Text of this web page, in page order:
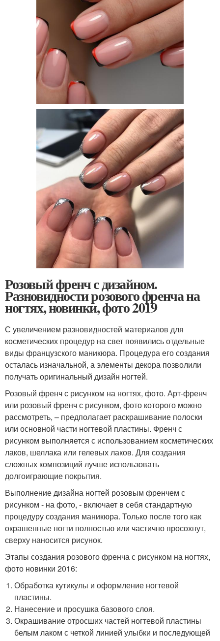
Розовый френч с дизайном.
Разновидности розового френча на
ногтях, новинки, фото 2019
С увеличением разновидностей материалов для
косметических процедур на свет появились отдельные
виды французского маникюра. Процедура его создания
осталась изначальной, а элементы декора позволили
получать оригинальный дизайн ногтей.
Розовый френч с рисунком на ногтях, фото. Арт-френч
или розовый френч с рисунком, фото которого можно
рассмотреть, – предполагает раскрашивание полоски
или основной части ногтевой пластины. Френч с
рисунком выполняется с использованием косметических
лаков, шеллака или гелевых лаков. Для создания
сложных композиций лучше использовать
долгоиграющие покрытия.
Выполнение дизайна ногтей розовым френчем с
рисунком - на фото, - включает в себя стандартную
процедуру создания маникюра. Только после того как
окрашенные ногти полностью или частично просохнут,
сверху наносится рисунок.
Этапы создания розового френча с рисунком на ногтях,
фото новинки 2016:
Обработка кутикулы и оформление ногтевой
пластины.
Нанесение и просушка базового слоя.
Окрашивание отросших частей ногтевой пластины
белым лаком с четкой линией улыбки и последующей